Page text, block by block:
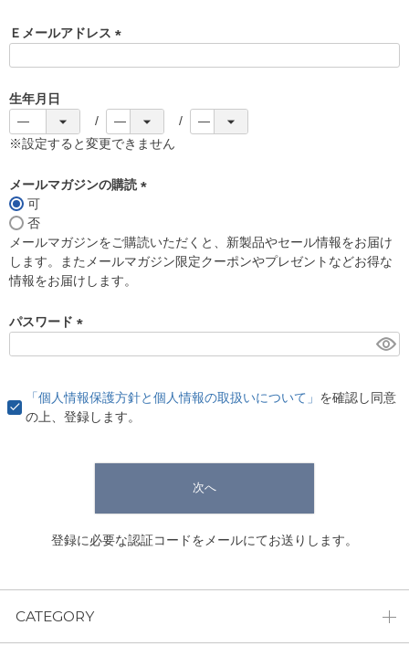
)
Ｅメールアドレス
)
生年月日
※設定すると変更できません
メールマガジンの購読
須
)
可
否
メールマガジンをご購読いただくと、新製品やセール情報をお届け
します。またメールマガジン限定クーポンやプレゼントなどお得な
情報をお届けします。
パスワード
)
「個人情報保護方針と個人情報の取扱いについて」 を確認し同意
の上、登録します。
次へ
登録に必要な認証コードをメールにてお送りします。
CATEGORY